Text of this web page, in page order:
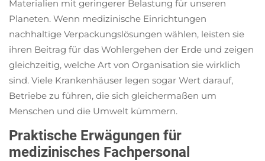
Materialien mit geringerer Belastung für unseren
Planeten. Wenn medizinische Einrichtungen
nachhaltige Verpackungslösungen wählen, leisten sie
ihren Beitrag für das Wohlergehen der Erde und zeigen
gleichzeitig, welche Art von Organisation sie wirklich
sind. Viele Krankenhäuser legen sogar Wert darauf,
Betriebe zu führen, die sich gleichermaßen um
Menschen und die Umwelt kümmern.
Praktische Erwägungen für
medizinisches Fachpersonal